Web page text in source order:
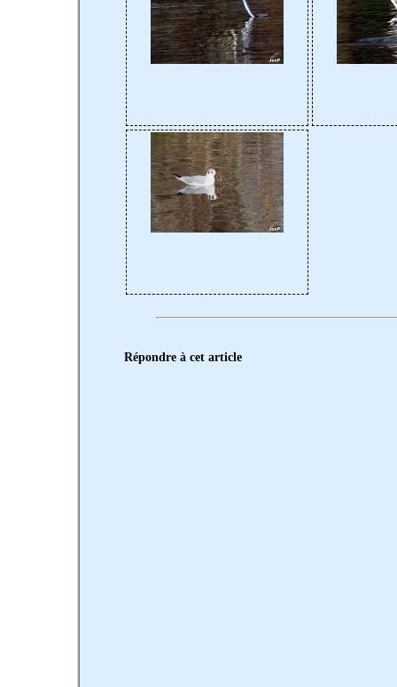
Répondre à cet article